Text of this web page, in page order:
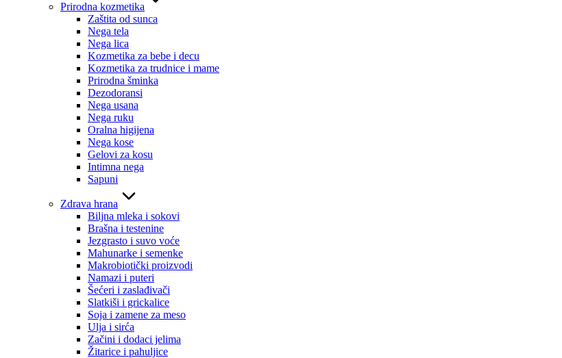
Prirodna kozmetika
Zaštita od sunca
Nega tela
Nega lica
Kozmetika za bebe i decu
Kozmetika za trudnice i mame
Prirodna šminka
Dezodoransi
Nega usana
Nega ruku
Oralna higijena
Nega kose
Gelovi za kosu
Intimna nega
Sapuni
Zdrava hrana
Biljna mleka i sokovi
Brašna i testenine
Jezgrasto i suvo voće
Mahunarke i semenke
Makrobiotički proizvodi
Namazi i puteri
Šećeri i zaslađivači
Slatkiši i grickalice
Soja i zamene za meso
Ulja i sirća
Začini i dodaci jelima
Žitarice i pahuljice